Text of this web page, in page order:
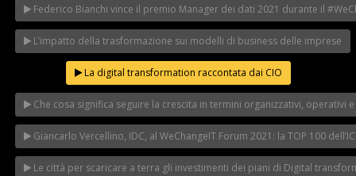
Federico Bianchi vince il premio Manager dei dati 2021 durante il
L’impatto della trasformazione sui modelli di business delle imprese
La digital transformation raccontata dai CIO
Che cosa significa seguire la crescita in termini organizzativi, operativi
Giancarlo Vercellino, IDC, al WeChangeIT Forum 2021: la TOP 100
Le città per scaricare a terra gli investimenti dei piani di Digital